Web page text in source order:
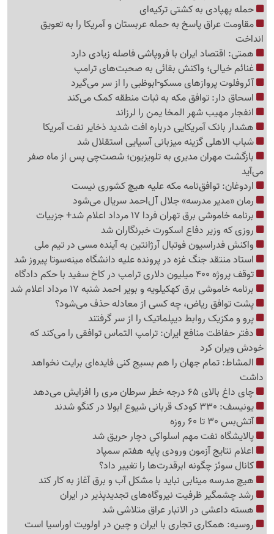
حمله پهپادی به کشتی ترکیه‌ای
مقاومت عراق پاسخ به حمله عربستان و آمریکا را به تعویق
انداخت
همتی: اقتصاد ایران با فروپاشی فاصله زیادی دارد
غنائم خیالی؛ واکنش بقائی به صحبت‌های ترامپ
آئروفلوت پروازهای مسکو-ابوظبی را از سر می‌گیرد
اسحاق دار: توافق مکه به ثبات منطقه کمک می‌کند
انفجار مهیب شهر المخا یمن را لرزاند
هشدار بانک آمریکایی درباره افت شدید ذخایر نفت آمریکا
شباب الاهلی گزینه میزبانی آسیایی استقلال شد
بازگشت مهران مدیری به تلویزیون؛ شصت‌چی پس از ماه صفر
می‌آید
اردوغان: توافق‌نامه مکه علیه هیچ کشوری نیست
رمان «مدیر مدرسه» جلال آل‌احمد سریال می‌شود
برنامه خاموشی برق تهران فردا 17 مرداد اعلام شد+ جزییات
روزی که وزیر دفاع اسکورت خبرنگاران شد
واکنش فدراسیون فوتبال آرژانتین به آینده مسی در تیم ملی
استاد منتقد جنگ غزه در پرونده علیه دانشگاه مینه‌سوتا پیروز شد
توقف پروژه 400 میلیون دلاری ترامپ در کاخ سفید با حکم دادگاه
برنامه خاموشی برق کهکیلویه و بویر احمد شنبه 17 مرداد اعلام شد
پشت توافق ریاض، چه کسی از معادله حذف می‌شود؟
پرو و مکزیک روابط دیپلماتیک را از سر گرفتند
دفتر حفاظت منافع ایران: ترامپ التماس توافقی را می‌کند که
خودش ویران کرد
المشاط: تمام جهان را هم بسیج کنی فایده‌ای برایت نخواهد
داشت
چای داغ بالای 65 درجه خطر سرطان مری را افزایش می‌دهد
یونیسف: 330 کودک قربانی شیوع ابولا در کنگو شدند
آتش‌بس 30 تا 60 روزه
پالایشگاه نفت مهم اسلواکی دچار حریق شد
اعلام نتایج آزمون ورودی پایه هفتم سمپاد
کانال سوئز چگونه ابرقدرت‌ها را تغییر داد؟
هیچ مدرسه مینابی نباید با مشکل آب و برق آغاز به کار کند
رشد چشمگیر ظرفیت نیروگاه‌های تجدیدپذیر در ایران
هسته داعشی در الانبار عراق متلاشی شد
روسیه: همکاری تجاری با ایران و چین در اولویت اوراسیا است